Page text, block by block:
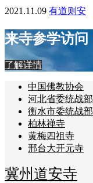
2021.11.09 有道则安
来寺参学访问
了解详情
中国佛教协会
河北省委统战部
衡水市委统战部
柏林禅寺
黄梅四祖寺
邢台大开元寺
冀州道安寺